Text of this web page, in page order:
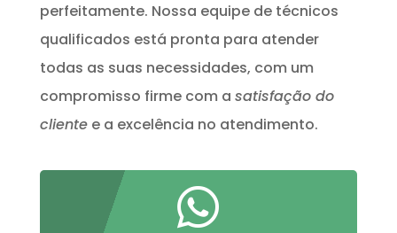
perfeitamente. Nossa equipe de técnicos
qualificados está pronta para atender
todas as suas necessidades, com um
compromisso firme com a satisfação do
clientee a excelência no atendimento.
